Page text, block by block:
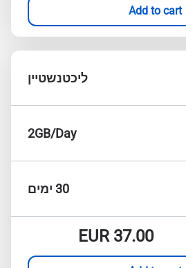
Add to cart
ליכטנשטיין
2GB/Day
30 ימים
EUR37.00